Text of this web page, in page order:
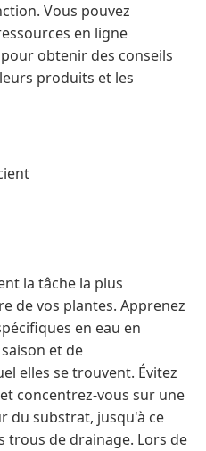
Vous pouvez
en ligne
obtenir des conseils
produits et les
la tâche la plus
de vos plantes. Apprenez
en eau en
et de
elles se trouvent. Évitez
concentrez-vous sur une
du substrat, jusqu'à ce
trous de drainage. Lors de